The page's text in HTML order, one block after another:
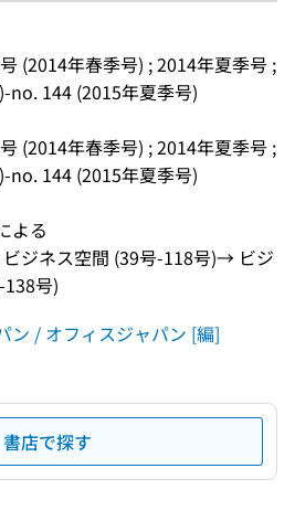
(2014年春季号) ; 2014年夏季号 ;
no. 144 (2015年夏季号)
(2014年春季号) ; 2014年夏季号 ;
no. 144 (2015年夏季号)
よる
ジネス空間 (39号-118号)→ ビジ
号)
ン / オフィスジャパン [編]
書店で探す